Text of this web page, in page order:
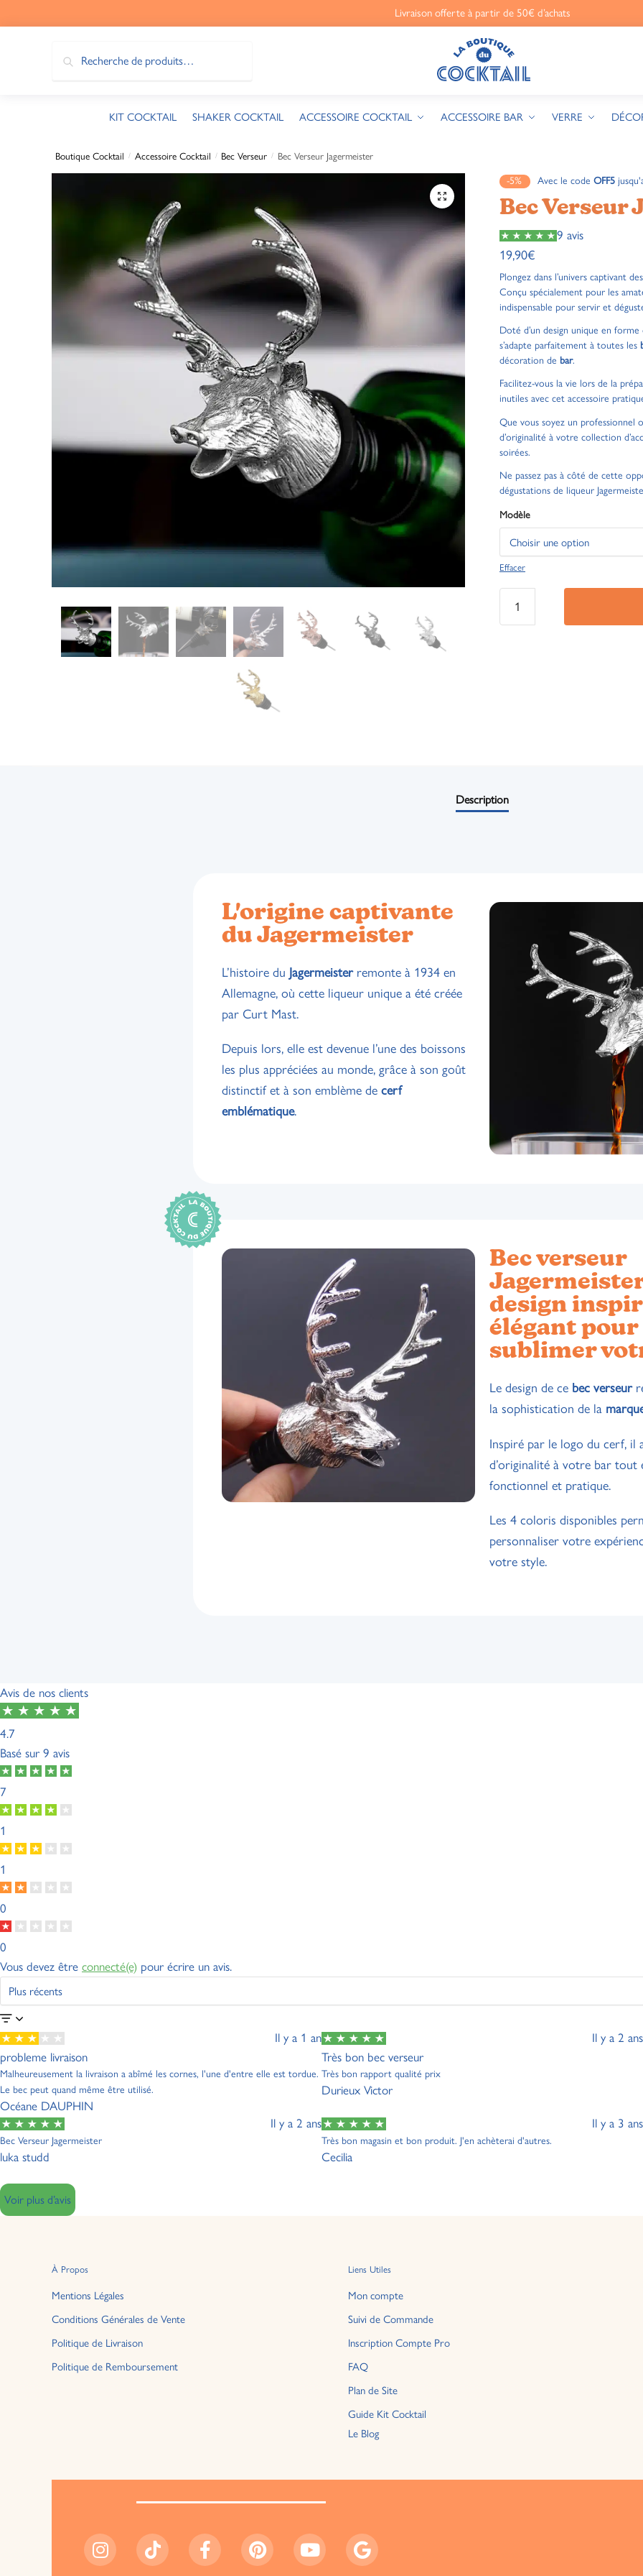
Livraison offerte à partir de 50€ d’achats
KIT COCKTAIL SHAKER COCKTAIL ACCESSOIRE COCKTAIL ACCESSOIRE BAR VERRE
Boutique Cocktail / Accessoire Cocktail / Bec Verseur / Bec Verseur Jagermeister
🔍
-5% Avec le code OFF5
Bec Verseur
9 avis
19,90€
Plongez dans l’univers captivant
Conçu spécialement pour les
indispensable pour servir et
Doté d’un design unique en
s’adapte parfaitement à toutes les
décoration de bar.
Facilitez-vous la vie lors de la
inutiles avec cet accessoire
Que vous soyez un professionnel
d’originalité à votre collection
soirées.
Ne passez pas à côté de cette
dégustations de liqueur
Modèle
Effacer
Description
L'origine captivante
du Jagermeister
L’histoire du Jagermeisterremonte à 1934 en
Allemagne, où cette liqueur unique a été créée
par Curt Mast.
Depuis lors, elle est devenue l’une des boissons
les plus appréciées au monde, grâce à son goût
distinctif et à son emblème decerf
emblématique.
Bec verseur
design
élégant pour
sublimer
Le design de ce bec verseur
la sophistication de la
Inspiré par le logo du cerf, il
d’originalité à votre bar tout
fonctionnel et pratique.
Les 4 coloris disponibles
personnaliser votre
votre style.
Avis de nos clients
4.7
Basé sur 9 avis
7
1
1
0
0
Vous devez être connecté(e) pour écrire un avis.
Il y a 1 an
probleme livraison
Malheureusement la livraison a abîmé les cornes, l'une d'entre elle est tordue.
Le bec peut quand même être utilisé.
Océane DAUPHIN
Il y a 2 ans
Très bon bec verseur
Très bon rapport qualité prix
Durieux Victor
Il y a 2 ans
Bec Verseur Jagermeister
luka studd
Il y a 3 ans
Très bon magasin et bon produit. J'en achèterai d'autres.
Cecilia
Voir plus d’avis
À Propos
Mentions Légales
Conditions Générales de Vente
Politique de Livraison
Politique de Remboursement
Liens Utiles
Mon compte
Suivi de Commande
Inscription Compte Pro
FAQ
Plan de Site
Guide Kit Cocktail
Le Blog